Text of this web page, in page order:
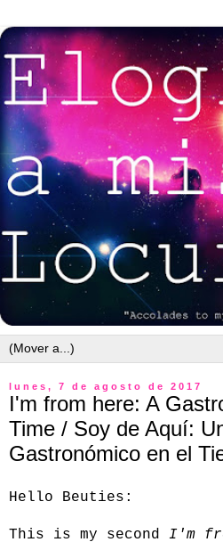
lunes, 7 de agosto de 2017
I'm from here: A
Time / Soy de Aquí:
Gastronómico en el
Hello Beuties:
This is my second I'm